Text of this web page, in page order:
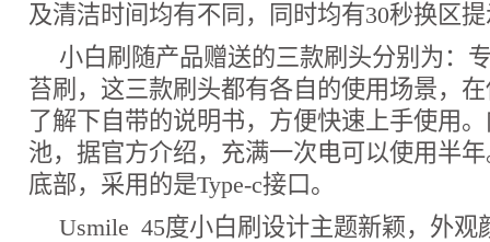
及清洁时间均有不同，同时均有30秒换区
小白刷随产品赠送的三款刷头分别为：
苔刷，这三款刷头都有各自的使用场景，
了解下自带的说明书，方便快速上手使用
池，据官方介绍，充满一次电可以使用半
底部，采用的是Type-c接口。
Usmile 45度小白刷设计主题新颖，外观